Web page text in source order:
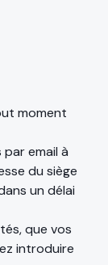
moment
email à
du siège
un délai
que vos
introduire